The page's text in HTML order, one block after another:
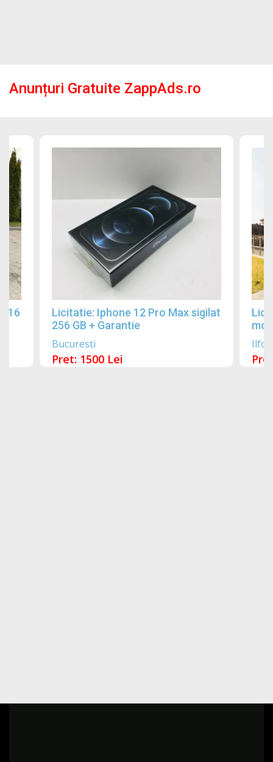
Anunțuri Gratuite ZappAds.ro
Licitatie: Iphone 12 Pro Max sigilat
256 GB + Garantie
Bucuresti
Pret: 1500 Lei
Ilfov